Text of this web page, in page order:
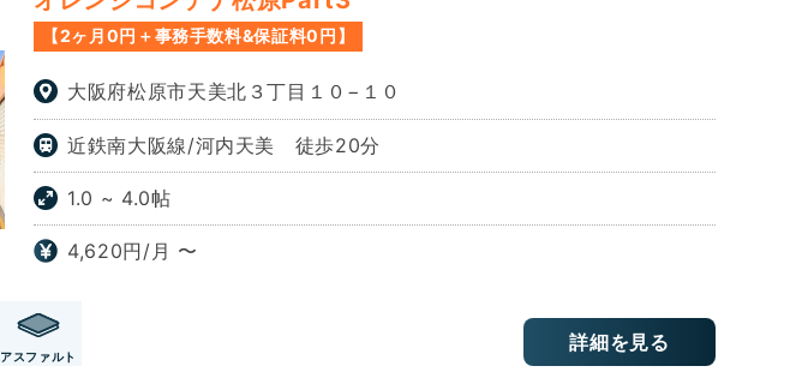
【2ヶ月0円＋事務手数料&保証料0円】
大阪府松原市天美北３丁目１０−１０
近鉄南大阪線/河内天美 徒歩20分
1.0 ~ 4.0帖
4,620円/月 〜
アスファルト
詳細を見る